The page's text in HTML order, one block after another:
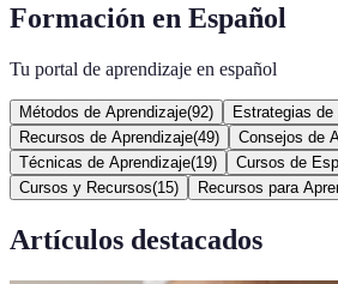
Formación en Español
Tu portal de aprendizaje en español
Métodos de Aprendizaje(92) Estrategias
Recursos de Aprendizaje(49) Consejos de
Técnicas de Aprendizaje(19) Cursos de
Cursos y Recursos(15) Recursos para
Artículos destacados